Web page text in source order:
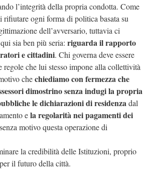
l’integrità della propria condotta. Come
rifiutare ogni forma di politica basata su
dell’avversario, tuttavia ci
sia ben più seria: riguarda il rapporto
e cittadini. Chi governa deve essere
regole che lui stesso impone alla collettività
chechiediamo con fermezza che
dimostrino senza indugi la propria
le dichiarazioni di residenzadal
ela regolarità nei pagamenti dei
motivo questa operazione di
la credibilità delle Istituzioni, proprio
il futuro della città.